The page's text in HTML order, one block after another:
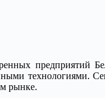
предприятий
технологиями.
рынке.